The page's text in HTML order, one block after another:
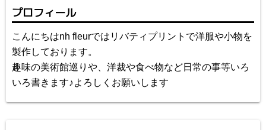
プロフィール
こんにちはnh fleurではリバティプリントで洋服や小物を
製作しております。
趣味の美術館巡りや、洋裁や食べ物など日常の事等いろ
いろ書きます♪よろしくお願いします